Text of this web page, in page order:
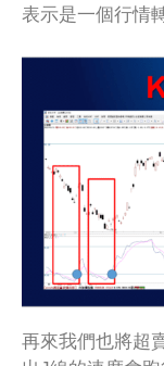
表示是一個行情
再來我們也將超